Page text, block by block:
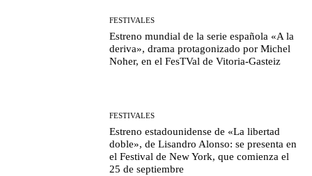
FESTIVALES
Estreno mundial de la serie española «A la
deriva», drama protagonizado por Michel
Noher, en el FesTVal de Vitoria-Gasteiz
FESTIVALES
Estreno estadounidense de «La libertad
doble», de Lisandro Alonso: se presenta en
el Festival de New York, que comienza el
25 de septiembre